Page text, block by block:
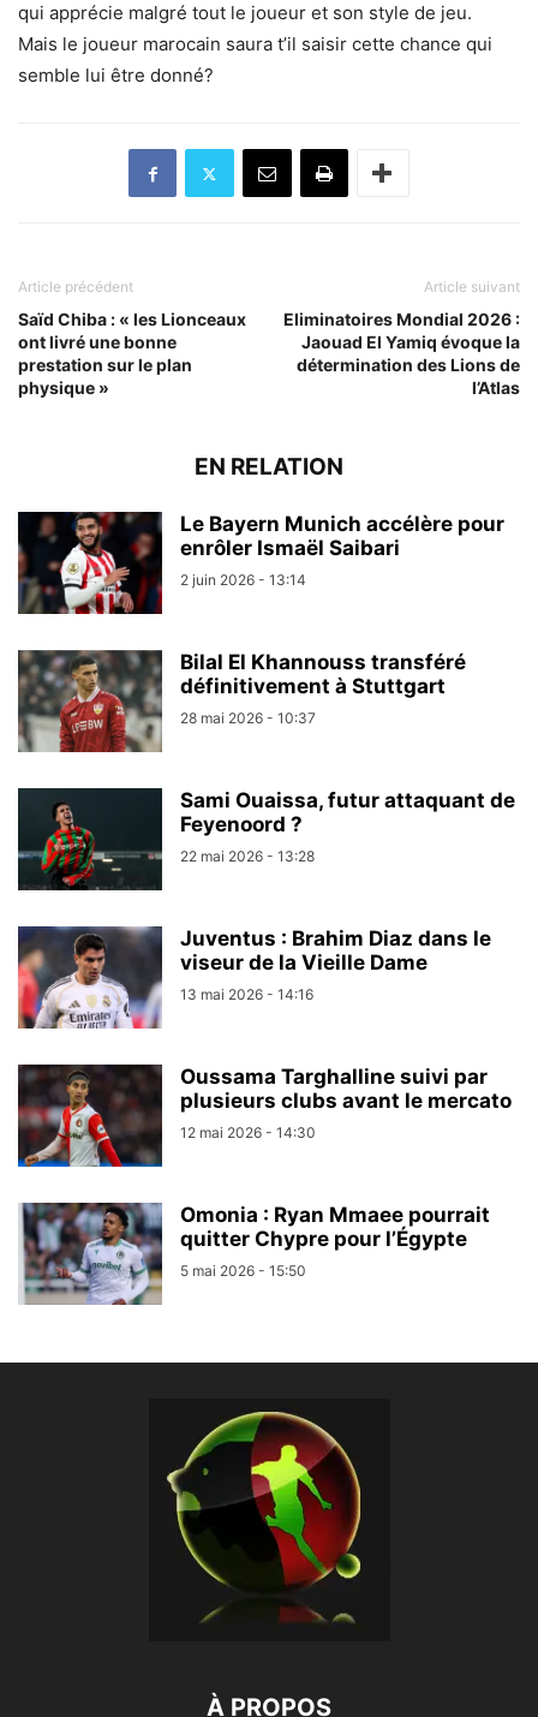
qui apprécie malgré tout le joueur et son style de jeu.
Mais le joueur marocain saura t’il saisir cette chance qui
semble lui être donné?
Article précédent
Saïd Chiba : « les Lionceaux
ont livré une bonne
prestation sur le plan
physique »
Article suivant
Eliminatoires Mondial 2026 :
Jaouad El Yamiq évoque la
détermination des Lions de
l’Atlas
EN RELATION
Le Bayern Munich accélère pour
enrôler Ismaël Saibari
2 juin 2026 - 13:14
Bilal El Khannouss transféré
définitivement à Stuttgart
28 mai 2026 - 10:37
Sami Ouaissa, futur attaquant de
Feyenoord ?
22 mai 2026 - 13:28
Juventus : Brahim Diaz dans le
viseur de la Vieille Dame
13 mai 2026 - 14:16
Oussama Targhalline suivi par
plusieurs clubs avant le mercato
12 mai 2026 - 14:30
Omonia : Ryan Mmaee pourrait
quitter Chypre pour l’Égypte
5 mai 2026 - 15:50
À PROPOS